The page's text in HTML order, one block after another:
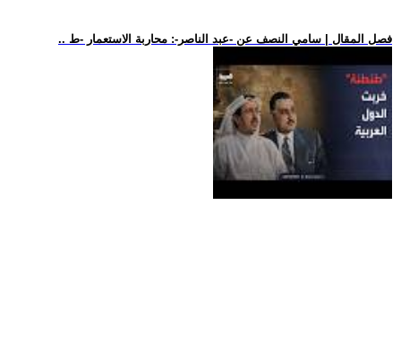
.. فصل المقال | سامي النصف عن -عبد الناصر-: محاربة الاستعمار -ط